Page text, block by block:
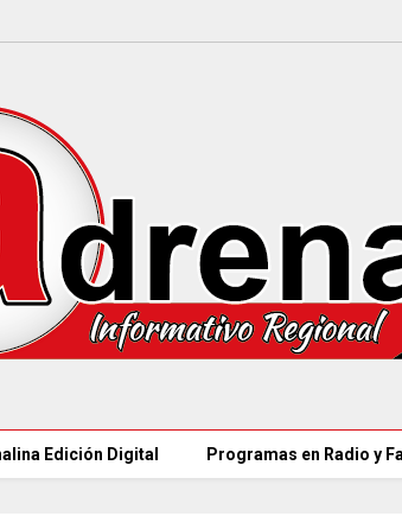
Edición Digital Programas en Radio y